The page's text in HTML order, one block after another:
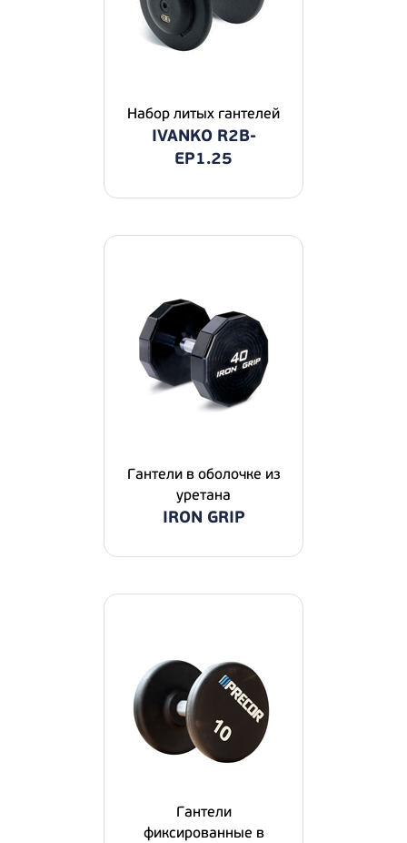
Набор литых гантелей
IVANKO R2B-
EP1.25
Гантели в оболочке из
уретана
IRON GRIP
Гантели
фиксированные в